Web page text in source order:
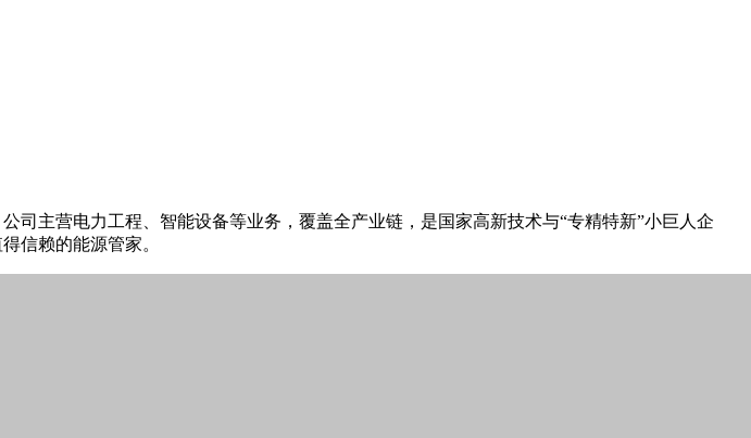
司主营电力工程、智能设备等业务，覆盖全产业链，是国家高新技术与“专精特新”小巨人企
信赖的能源管家。